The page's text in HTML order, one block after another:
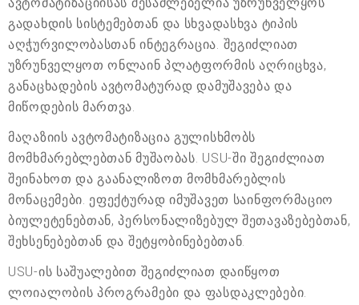
გადახდის სისტემებთან და სხვადასხვა ტიპის
აღჭურვილობასთან ინტეგრაცია. შეგიძლიათ
უზრუნველყოთ ონლაინ პლატფორმის აღრიცხვა,
განაცხადების ავტომატურად დამუშავება და
მიწოდების მართვა.
მაღაზიის ავტომატიზაცია გულისხმობს
მომხმარებლებთან მუშაობას. USU-ში შეგიძლიათ
შეინახოთ და გაანალიზოთ მომხმარებლის
მონაცემები. ეფექტურად იმუშავეთ საინფორმაციო
ბიულეტენებთან, პერსონალიზებულ შეთავაზებებთან,
შეხსენებებთან და შეტყობინებებთან.
USU-ის საშუალებით შეგიძლიათ დაიწყოთ
ლოიალობის პროგრამები და ფასდაკლებები.